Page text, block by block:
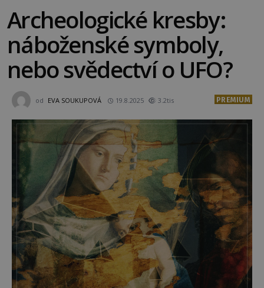
Archeologické kresby:
náboženské symboly,
nebo svědectví o UFO?
od EVA SOUKUPOVÁ 19.8.2025 3.2tis PREMIUM